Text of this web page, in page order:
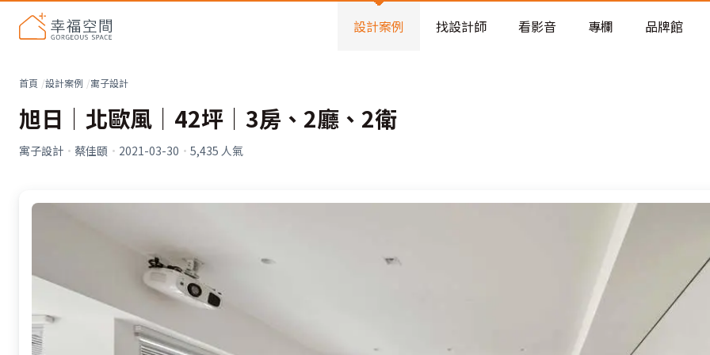
看不見的居家風險和翻新關鍵
老屋預算分配與高 CP 值煥新術
設計案例 找設計師 看影音 專欄 品牌館
首頁 設計案例 寓子設計
旭日｜北歐風｜42坪｜3房、2廳、2衛
寓子設計 · 蔡佳頤 · 2021-03-30 · 5,435 人氣